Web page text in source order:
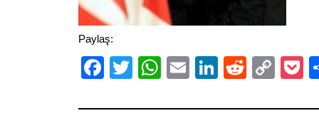
Paylaş:
Facebook
TwitterWhatsApp
EmailLinkedIn
Reddit